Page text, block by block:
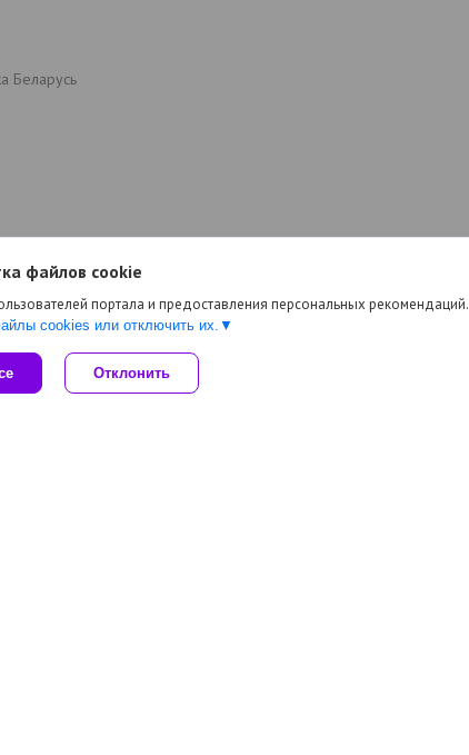
Беларусь
09:30-18:00
09:30-18:00
09:30-18:00
09:30-18:00
Выходной
файлов cookie
портала и предоставления персональных рекомендаций.
cookies или отключить их.
Отклонить